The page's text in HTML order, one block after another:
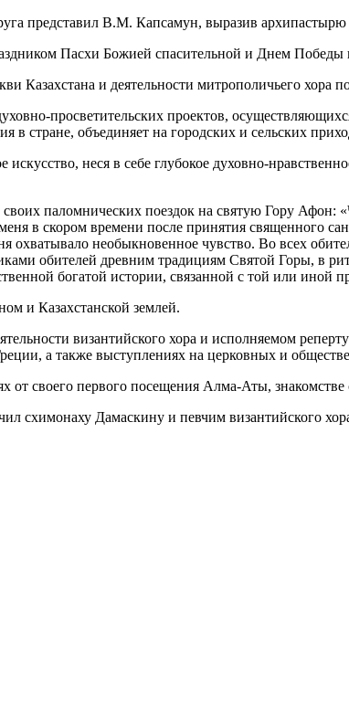
представил В.М. Капсамун, выразив
Пасхи Божией спасительной и Днем Победы
Казахстана и деятельности митрополичьего
просветительских проектов,
в стране, объединяет на городских и сельских
неся в себе глубокое духовно-
паломнических поездок на святую Гору Афон:
в скором времени после принятия священного
необыкновенное чувство. Во всех
обителей древним традициям Святой Горы, в
богатой истории, связанной с той или иной
и Казахстанской землей.
византийского хора и исполняемом
а также выступлениях на церковных и
от своего первого посещения Алма-Аты,
схимонаху Дамаскину и певчим византийского